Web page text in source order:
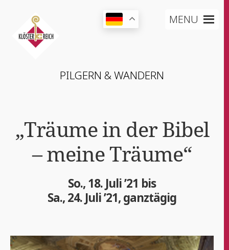
MENU
PIL­GERN & WANDERN
„Träu­me in der Bibel
– mei­ne Träume“
So., 18. Juli ’21 bis
Sa., 24. Juli ’21, ganztägig